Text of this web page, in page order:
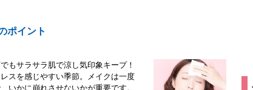
ポイント
もサラサラ肌で涼し気印象キープ！
スを感じやすい季節。メイクは一度
いかに崩れさせないかが重要です。